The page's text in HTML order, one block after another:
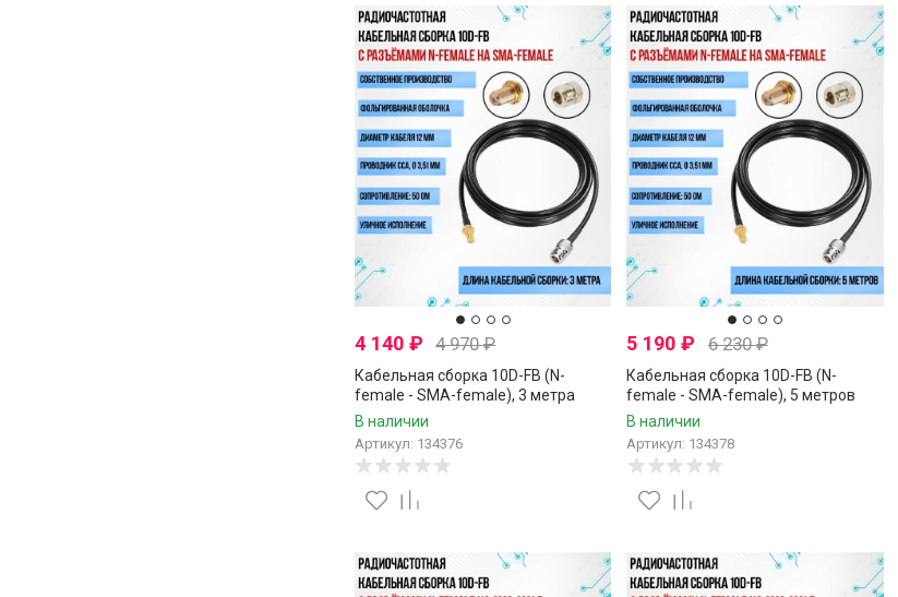
4 140 ₽ 4 970₽
Кабельная сборка 10D-FB (N-
female - SMA-female), 3 метра
В наличии
Артикул: 134376
5 190₽ 6 230₽
Кабельная сборка 10D-FB (N-
female - SMA-female), 5 метров
В наличии
Артикул: 134378